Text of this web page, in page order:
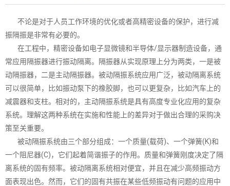
不论是对于人员工作环境的优化或者高精密设备的保护，进行减
振隔振是非常有必要的。
在工程中，精密设备如电子显微镜和半导体/显示器制造设备，通
常应用隔振器进行振动隔离。隔振器从实现原理上分为两类，一是被
动隔振器，二是主动隔振器。被动隔振系统应用广泛，被动隔离系统
可以很简单，比如振动泵下的橡胶脚，也可以更复杂，比如汽车上的
减震器和支柱。相对的，主动隔振系统是具有高度专业化应用的复杂
系统。理解这两种系统在实施和性能上的差异对于做出合理的采购决
策至关重要。
被动隔振系统由三个部分组成：一个质量(载荷)、一个弹簧(K)和
一个阻尼器(C)，它们起着简谐振子的作用。质量和弹簧刚度决定了隔
离系统的固有频率。被动隔离系统相对便宜，并且在减少高频振动方
面表现出色。然而，它们的固有共振在某些低频振动有问题的应用中